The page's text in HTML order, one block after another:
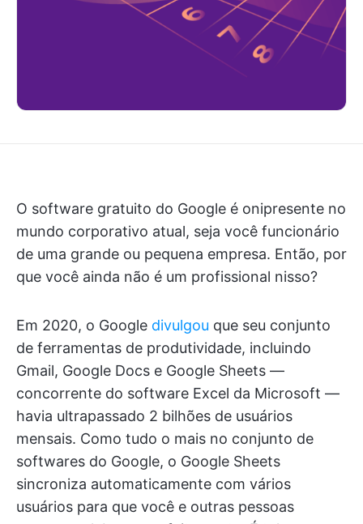
O software gratuito do Google é onipresente no
mundo corporativo atual, seja você funcionário
de uma grande ou pequena empresa. Então, por
que você ainda não é um profissional nisso?
Em 2020, o Google divulgou que seu conjunto
de ferramentas de produtividade, incluindo
Gmail, Google Docs e Google Sheets —
concorrente do software Excel da Microsoft —
havia ultrapassado 2 bilhões de usuários
mensais. Como tudo o mais no conjunto de
softwares do Google, o Google Sheets
sincroniza automaticamente com vários
usuários para que você e outras pessoas